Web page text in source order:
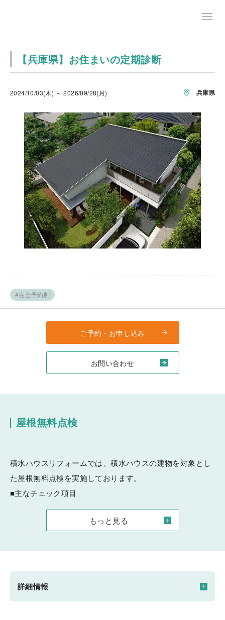
【兵庫県】お住まいの定期診断
2024/10/03(木) ～ 2026/09/28(月) 兵庫県
#完全予約制
ご予約・お申し込み
お問い合わせ
屋根無料点検
もっと見る
積水ハウスリフォームでは、積水ハウスの建物を対象とし
た屋根無料点検を実施しております。
■主なチェック項目
・屋根診断（ 屋根の状況確認 ）
・外装診断（ 外壁及び目地の劣化 ）
所要時間は1時間程度です。後日、報告書を作成し内容を
近年、地球温暖化による台風の大型化や記録的な豪雨が多
詳細情報